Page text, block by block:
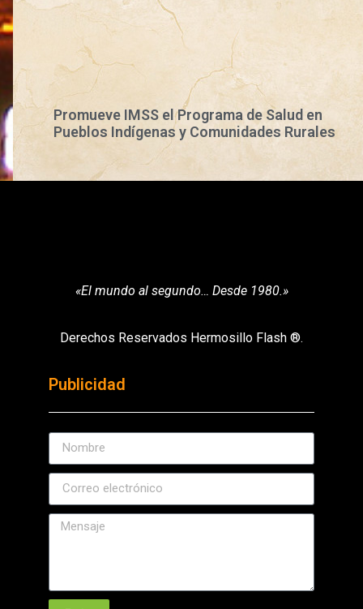
Promueve IMSS el Programa de Salud en
Pueblos Indígenas y Comunidades Rurales
«El mundo al segundo… Desde 1980.»
Derechos Reservados Hermosillo Flash ®.
Publicidad